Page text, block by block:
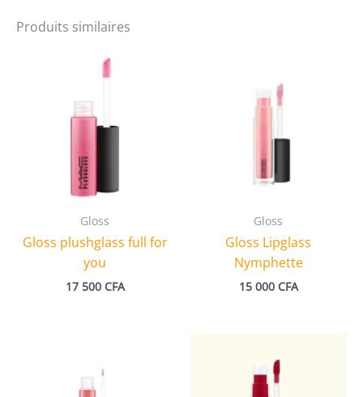
Produits similaires
Gloss
Gloss plushglass full for
you
17 500 CFA
Gloss
Gloss Lipglass
Nymphette
15 000 CFA